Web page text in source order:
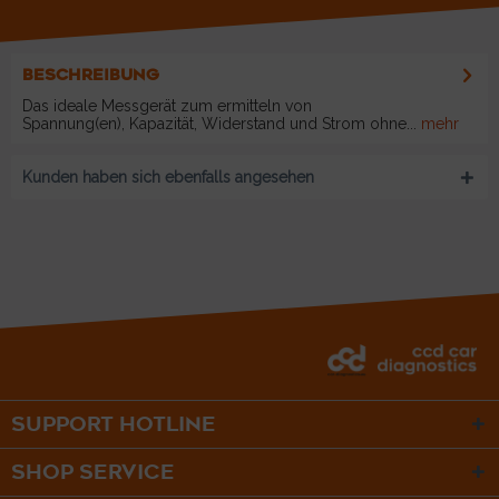
BESCHREIBUNG
Das ideale Messgerät zum ermitteln von
Spannung(en), Kapazität, Widerstand und Strom ohne...
mehr
Kunden haben sich ebenfalls angesehen
SUPPORT HOTLINE
SHOP SERVICE